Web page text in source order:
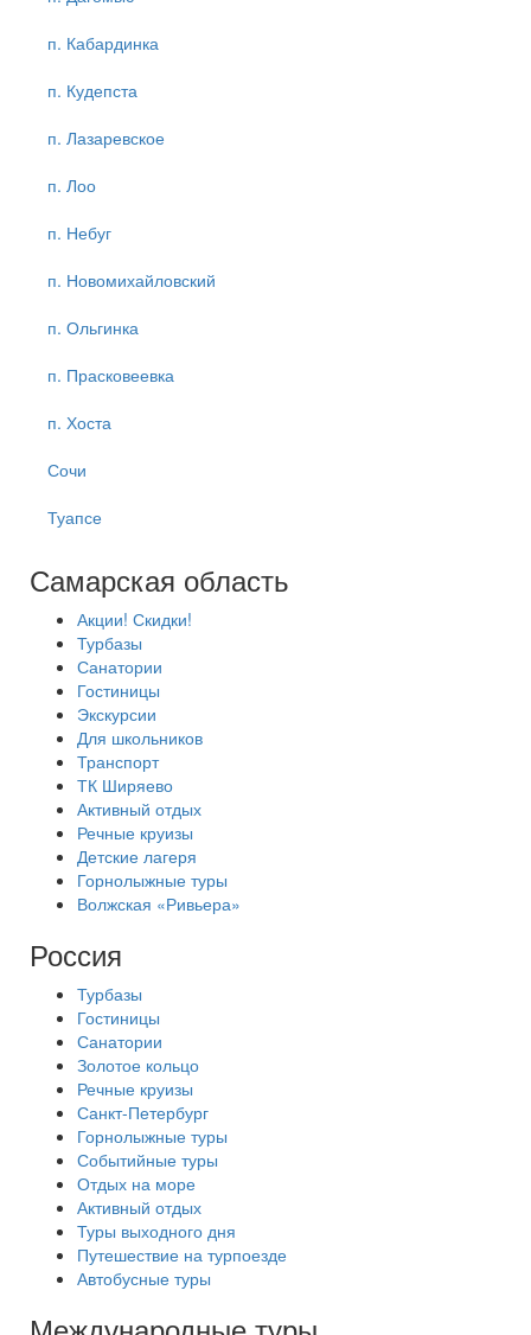
п. Кабардинка
п. Кудепста
п. Лазаревское
п. Лоо
п. Небуг
п. Новомихайловский
п. Ольгинка
п. Прасковеевка
п. Хоста
Сочи
Туапсе
Самарская область
Акции! Скидки!
Турбазы
Санатории
Гостиницы
Экскурсии
Для школьников
Транспорт
ТК Ширяево
Активный отдых
Речные круизы
Детские лагеря
Горнолыжные туры
Волжская «Ривьера»
Россия
Турбазы
Гостиницы
Санатории
Золотое кольцо
Речные круизы
Санкт-Петербург
Горнолыжные туры
Событийные туры
Отдых на море
Активный отдых
Туры выходного дня
Путешествие на турпоезде
Автобусные туры